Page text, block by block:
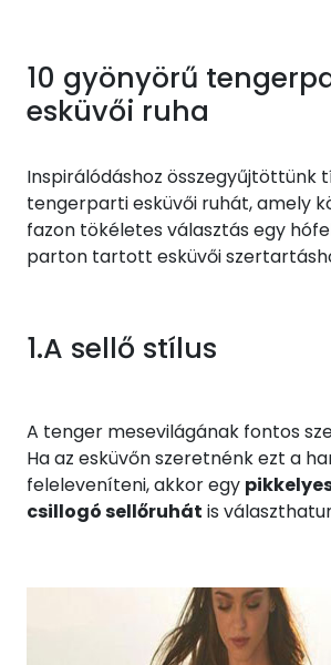
10 gyönyörű
esküvői ruha
Inspirálódáshoz összegyűjtöttünk
tengerparti esküvői ruhát, amely
fazon tökéletes választás egy
parton tartott esküvői
1.A sellő stílus
A tenger mesevilágának fontos
Ha az esküvőn szeretnénk ezt a
feleleveníteni, akkor egy
csillogó sellőruhát is